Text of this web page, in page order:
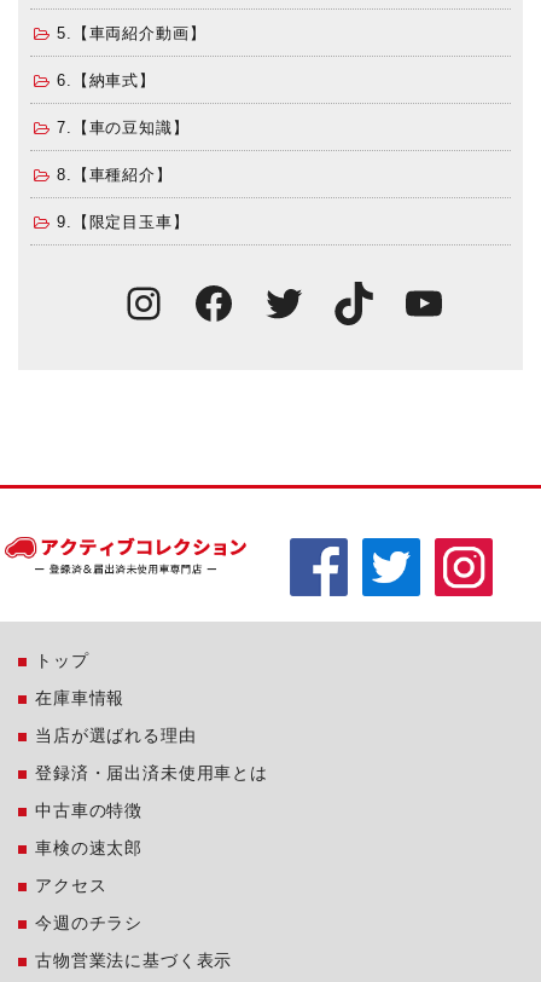
5.【車両紹介動画】
6.【納車式】
7.【車の豆知識】
8.【車種紹介】
9.【限定目玉車】
Instagram
Facebook
TwitterTikTok
トップ
在庫車情報
当店が選ばれる理由
登録済・届出済未使用車とは
中古車の特徴
車検の速太郎
アクセス
今週のチラシ
古物営業法に基づく表示